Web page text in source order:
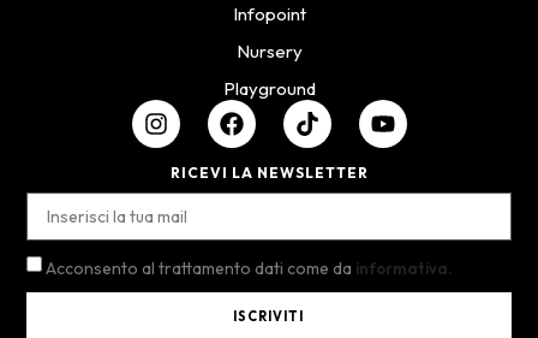
Infopoint
Nursery
Playground
RICEVI LA NEWSLETTER
Acconsento al trattamento dati come da informativa.
ISCRIVITI